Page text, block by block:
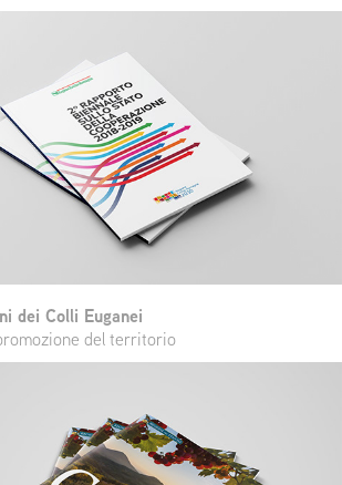
dei Colli Euganei
del territorio